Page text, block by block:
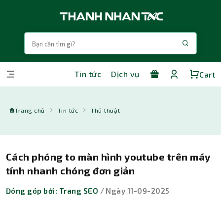
Tin tức Dịch vụ Cart
Trang chủ Tin tức Thủ thuật
Cách phóng to màn hình youtube trên máy
tính nhanh chóng đơn giản
Đóng góp bởi: Trang SEO / Ngày 11-09-2025